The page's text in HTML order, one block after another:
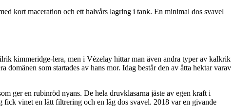
kort maceration och ett halvårs lagring i tank. En minimal dos svavel
kimmeridge-lera, men i Vézelay hittar man även andra typer av kalkrik
som startades av hans mor. Idag består den av åtta hektar varav
ger en rubinröd nyans. De hela druvklasarna jäste av egen kraft i
vinet en lätt filtrering och en låg dos svavel. 2018 var en givande